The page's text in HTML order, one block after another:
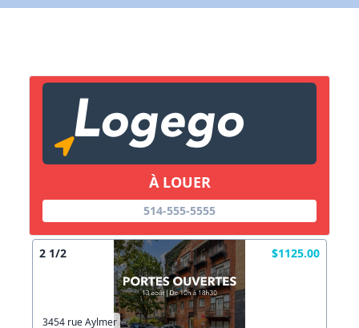
À LOUER
514-555-5555
2 1/2 $1125.00
3454 rue Aylmer
Lien vers inscription (sera inclus dans courriel)
Copier lien
X Fermer